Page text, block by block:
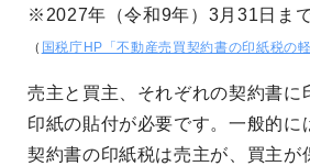
※2027年（令和9年）3月31日ま
（ 国税庁HP「不動産売買契約書の印紙税の軽
売主と買主、それぞれの契約書に
印紙の貼付が必要です。一般的に
契約書の印紙税は売主が、買主が